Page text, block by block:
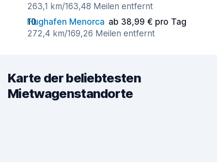
263,1 km/163,48 Meilen entfernt
Flughafen Menorca ab 38,99 € pro Tag
272,4 km/169,26 Meilen entfernt
Karte der beliebtesten
Mietwagenstandorte